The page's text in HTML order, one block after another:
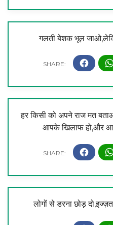
गलती बेशक भूल
हर किसी को अपने राज मत
आपके खिलाफ हो,और
लोगों से डरना छोड़